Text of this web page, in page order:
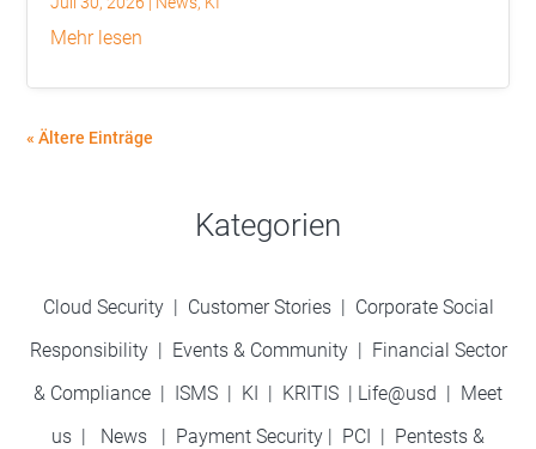
mehr lesen
« Ältere Einträge
Kategorien
Cloud Security | Customer Stories| Corporate Social
Responsibility| Events & Community | Financial Sector
& Compliance | ISMS | KI | KRITIS | Life@usd | Meet
us | News | Payment Security | PCI | Pentests &